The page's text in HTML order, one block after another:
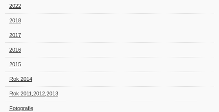
2022
2018
2017
2016
2015
Rok 2014
Rok 2011,2012,2013
Fotografie